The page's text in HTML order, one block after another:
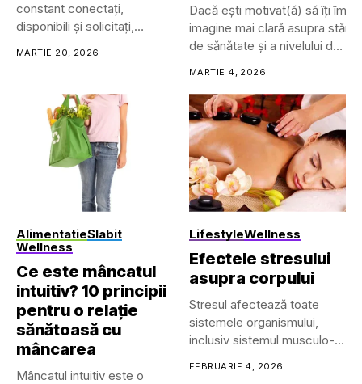
constant conectați,
disponibili și solicitați,
MARTIE 20, 2026
Dacă ești motivat(ă) să îți
imagine mai clară asupra stării
de sănătate și a nivelului de
Trackerele de sănătate și
pot avea mai multe forme,
• Dispozitive cu prindere (clip-
on)
• Îmbrăcăminte inteligentă
• Ochelari și lentile de
contact inteligente
• Căști/headset-uri...
MARTIE 4, 2026
AlimentatieSlabit
Wellness
Ce este mâncatul
intuitiv? 10 principii
pentru o relație
sănătoasă cu
mâncarea
Mâncatul intuitiv este o
LifestyleWellness
Efectele stresului
asupra corpului
Stresul afectează toate
sistemele organismului,
inclusiv sistemul musculo-
cardiovascular, endocrin,
FEBRUARIE 4, 2026